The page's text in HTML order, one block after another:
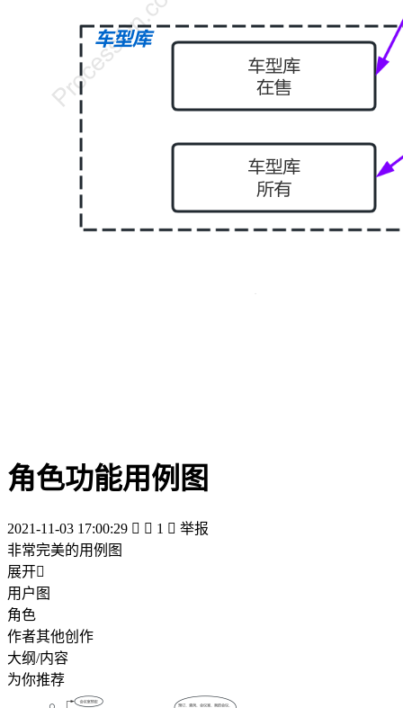
角色功能用例图
2021-11-03 17:00:29   1  举报
非常完美的用例图
展开
用户图
角色
作者其他创作
大纲/内容
为你推荐